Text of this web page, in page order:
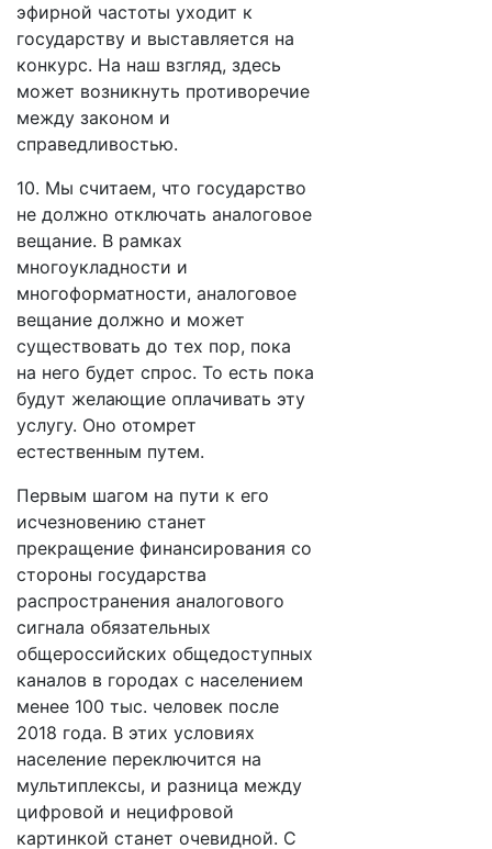
эфирной частоты уходит к
государству и выставляется на
конкурс. На наш взгляд, здесь
может возникнуть противоречие
между законом и
справедливостью.
10. Мы считаем, что государство
не должно отключать аналоговое
вещание. В рамках
многоукладности и
многоформатности, аналоговое
вещание должно и может
существовать до тех пор, пока
на него будет спрос. То есть пока
будут желающие оплачивать эту
услугу. Оно отомрет
естественным путем.
Первым шагом на пути к его
исчезновению станет
прекращение финансирования со
стороны государства
распространения аналогового
сигнала обязательных
общероссийских общедоступных
каналов в городах с населением
менее 100 тыс. человек после
2018 года. В этих условиях
население переключится на
мультиплексы, и разница между
цифровой и нецифровой
картинкой станет очевидной. С